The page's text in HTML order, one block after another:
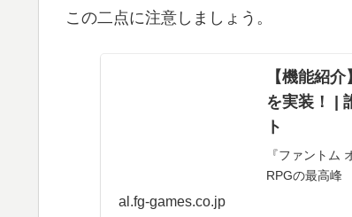
この二点に注意しましょう。
【機能紹
を実装！ |
ト
『ファントム
RPGの最高峰
al.fg-games.co.jp